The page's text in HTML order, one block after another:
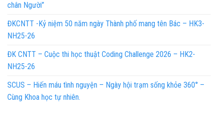
chân Người”
ĐKCNTT -Kỷ niệm 50 năm ngày Thành phố mang tên Bác – HK3-
NH25-26
ĐK CNTT – Cuộc thi học thuật Coding Challenge 2026 – HK2-
NH25-26
SCUS – Hiến máu tình nguyện – Ngày hội trạm sống khỏe 360° –
Cùng Khoa học tự nhiên.